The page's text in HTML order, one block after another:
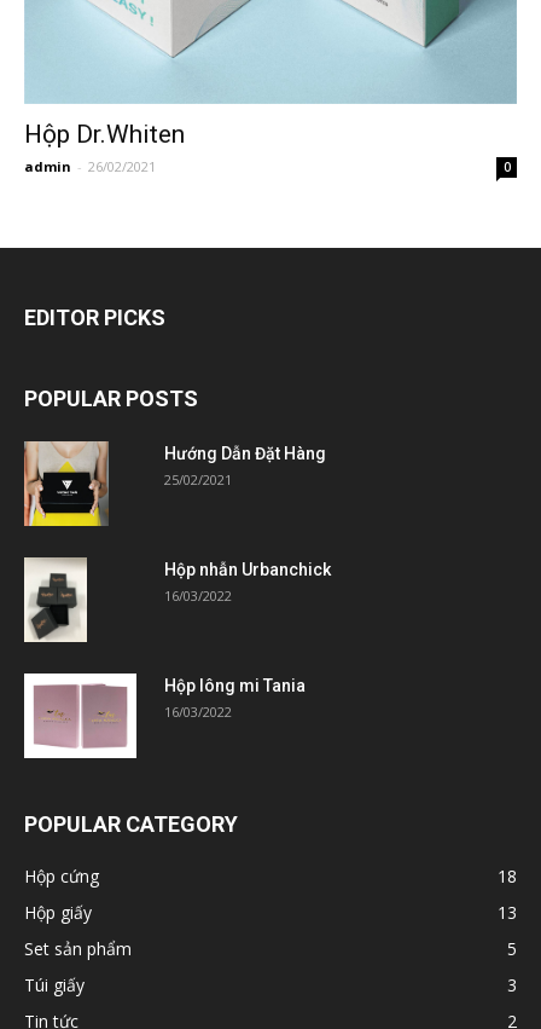
Hộp Dr.Whiten
admin - 26/02/2021 0
EDITOR PICKS
POPULAR POSTS
Hướng Dẫn Đặt Hàng
25/02/2021
Hộp nhẫn Urbanchick
16/03/2022
Hộp lông mi Tania
16/03/2022
POPULAR CATEGORY
Hộp cứng
18
Hộp giấy
13
Set sản phẩm
5
Túi giấy
3
Tin tức
2